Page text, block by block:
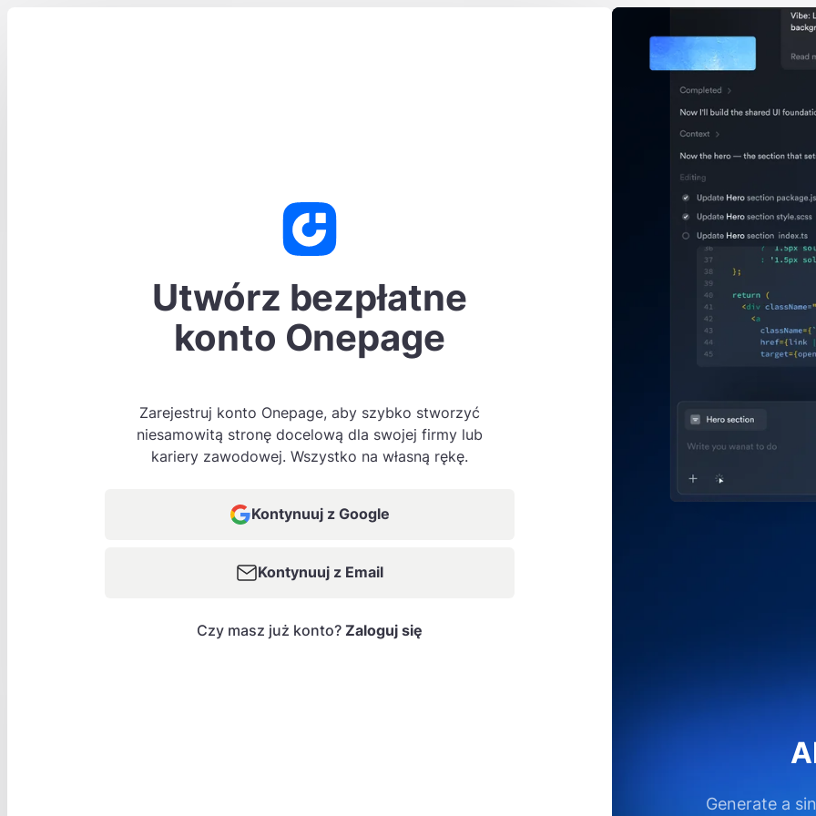
Utwórz bezpłatne
konto Onepage
Zarejestruj konto Onepage, aby szybko stworzyć
niesamowitą stronę docelową dla swojej firmy lub
kariery zawodowej. Wszystko na własną rękę.
Kontynuuj z Google
Kontynuuj z Email
Czy masz już konto? Zaloguj się
Generate a
Generate a